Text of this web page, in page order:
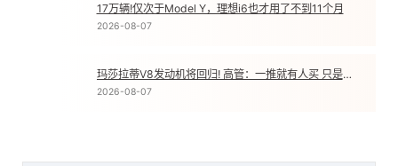
17万辆!仅次于Model Y，理想i6也才用了不到11个月
2026-08-07
玛莎拉蒂V8发动机将回归! 高管：一推就有人买 只是销量不高
2026-08-07